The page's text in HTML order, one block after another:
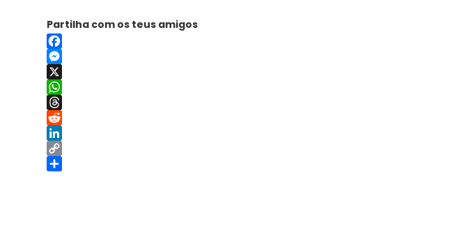
Partilha com os teus amigos
Facebook
Messenger
X
WhatsApp
Threads
Reddit
LinkedIn
Copy